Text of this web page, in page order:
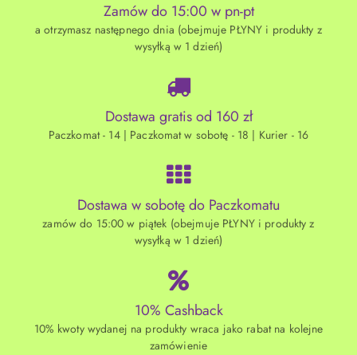
Zamów do 15:00 w pn-pt
a otrzymasz następnego dnia (obejmuje PŁYNY i produkty z
wysyłką w 1 dzień)
Dostawa gratis od 160 zł
Paczkomat - 14 | Paczkomat w sobotę - 18 | Kurier - 16
Dostawa w sobotę do Paczkomatu
zamów do 15:00 w piątek (obejmuje PŁYNY i produkty z
wysyłką w 1 dzień)
10% Cashback
10% kwoty wydanej na produkty wraca jako rabat na kolejne
zamówienie